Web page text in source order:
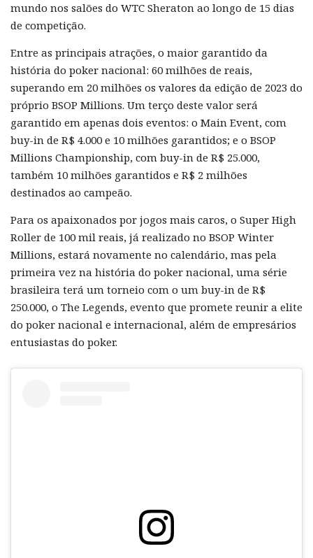
mundo nos salões do WTC Sheraton ao longo de 15 dias
de competição.
Entre as principais atrações, o maior garantido da
história do poker nacional: 60 milhões de reais,
superando em 20 milhões os valores da edição de 2023 do
próprio BSOP Millions. Um terço deste valor será
garantido em apenas dois eventos: o Main Event, com
buy-in de R$ 4.000 e 10 milhões garantidos; e o BSOP
Millions Championship, com buy-in de R$ 25.000,
também 10 milhões garantidos e R$ 2 milhões
destinados ao campeão.
Para os apaixonados por jogos mais caros, o Super High
Roller de 100 mil reais, já realizado no BSOP Winter
Millions, estará novamente no calendário, mas pela
primeira vez na história do poker nacional, uma série
brasileira terá um torneio com o um buy-in de R$
250.000, o The Legends, evento que promete reunir a elite
do poker nacional e internacional, além de empresários
entusiastas do poker.